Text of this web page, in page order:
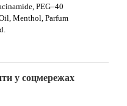
PEG–40
Menthol, Parfum
у соцмережах